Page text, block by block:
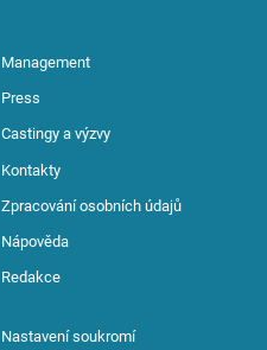
Management
Press
Castingy a výzvy
Kontakty
Zpracování osobních údajů
Nápověda
Redakce
Nastavení soukromí